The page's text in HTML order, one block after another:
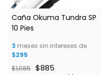
1/ 3
Caña Okuma Tundra SP
10 Pies
3 meses sin intereses de
$295
$1,085 $885